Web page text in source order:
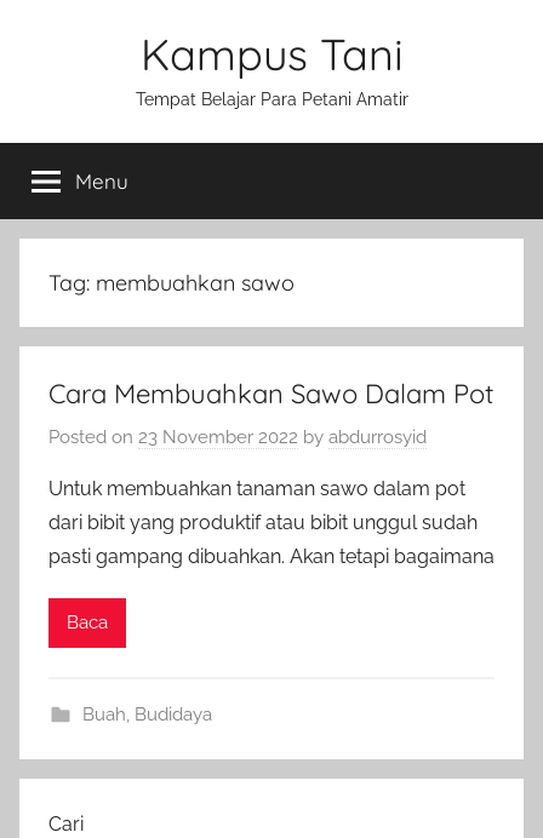
Kampus Tani
Tempat Belajar Para Petani Amatir
Menu
Tag: membuahkan sawo
Cara Membuahkan Sawo Dalam Pot
Posted on 23 November 2022 by abdurrosyid
Untuk membuahkan tanaman sawo dalam pot
dari bibit yang produktif atau bibit unggul sudah
pasti gampang dibuahkan. Akan tetapi bagaimana
Baca
Buah Budidaya
Cari